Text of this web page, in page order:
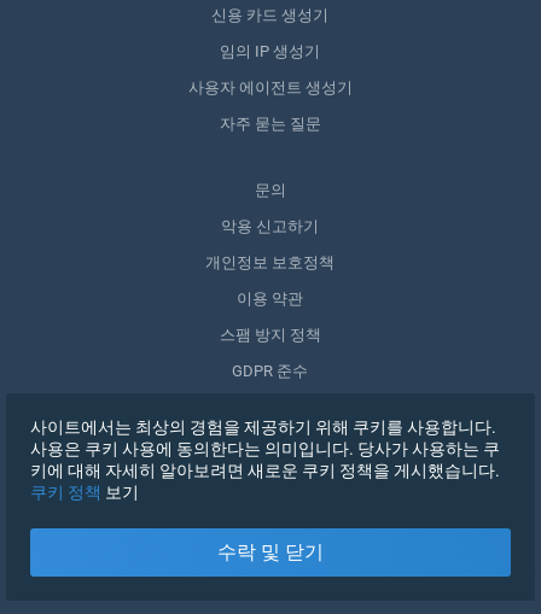
신용 카드 생성기
임의 IP 생성기
사용자 에이전트 생성기
자주 묻는 질문
문의
악용 신고하기
개인정보 보호정책
이용 약관
스팸 방지 정책
GDPR 준수
동의 철회
로그인
사이트에서는 최상의 경험을 제공하기 위해 쿠키를 사용합니다.
사용은 쿠키 사용에 동의한다는 의미입니다. 당사가 사용하는 쿠
키에 대해 자세히 알아보려면 새로운 쿠키 정책을 게시했습니다.
쿠키 정책 보기
수락 및 닫기